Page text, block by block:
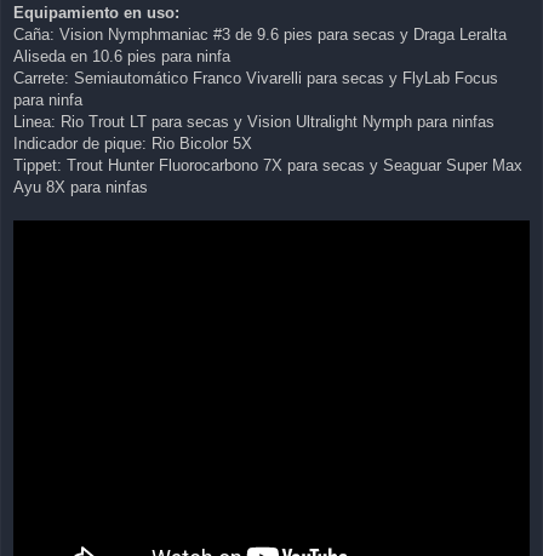
Equipamiento en uso:
Caña: Vision Nymphmaniac #3 de 9.6 pies para secas y Draga Leralta
Aliseda en 10.6 pies para ninfa
Carrete: Semiautomático Franco Vivarelli para secas y FlyLab Focus
para ninfa
Linea: Rio Trout LT para secas y Vision Ultralight Nymph para ninfas
Indicador de pique: Rio Bicolor 5X
Tippet: Trout Hunter Fluorocarbono 7X para secas y Seaguar Super Max
Ayu 8X para ninfas